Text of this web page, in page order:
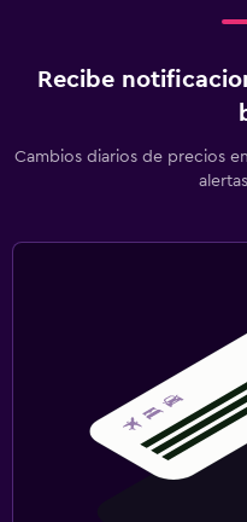
Recibe
Cambios diarios de precios